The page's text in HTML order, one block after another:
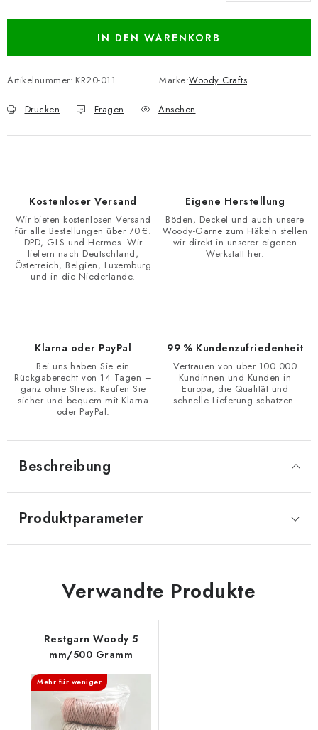
IN DEN WARENKORB
Artikelnummer: KR20-011 Marke:Woody Crafts
Drucken Fragen Ansehen
Kostenloser Versand
Wir bieten kostenlosen Versand
für alle Bestellungen über 70 €.
DPD, GLS und Hermes. Wir
liefern nach Deutschland,
Österreich, Belgien, Luxemburg
und in die Niederlande.
Eigene Herstellung
Böden, Deckel und auch unsere
Woody-Garne zum Häkeln stellen
wir direkt in unserer eigenen
Werkstatt her.
Klarna oder PayPal
Bei uns haben Sie ein
Rückgaberecht von 14 Tagen –
ganz ohne Stress. Kaufen Sie
sicher und bequem mit Klarna
oder PayPal.
99 % Kundenzufriedenheit
Vertrauen von über 100.000
Kundinnen und Kunden in
Europa, die Qualität und
schnelle Lieferung schätzen.
Beschreibung
Produktparameter
Verwandte Produkte
Restgarn Woody 5
mm/500 Gramm
Mehr für weniger